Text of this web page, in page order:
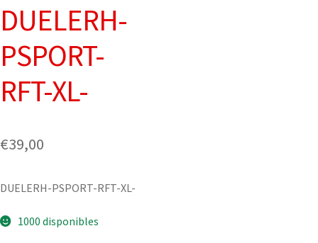
DUELERH-
PSPORT-
RFT-XL-
€39,00
DUELERH-PSPORT-RFT-XL-
1000 disponibles